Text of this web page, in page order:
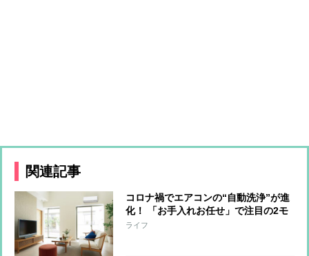
関連記事
コロナ禍でエアコンの“自動洗浄”が進
化！ 「お手入れお任せ」で注目の2モ
デル登場
ライフ